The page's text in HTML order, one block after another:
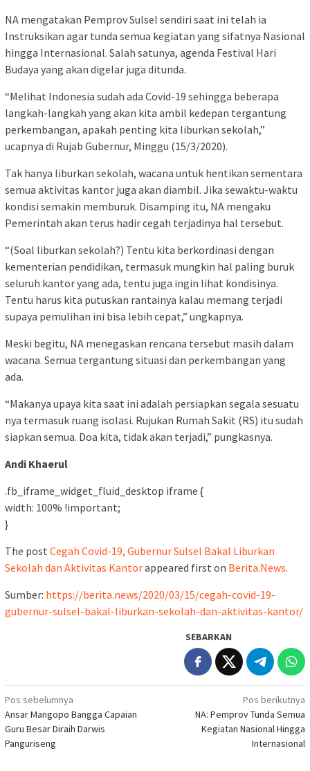
NA mengatakan Pemprov Sulsel sendiri saat ini telah ia
Instruksikan agar tunda semua kegiatan yang sifatnya Nasional
hingga Internasional. Salah satunya, agenda Festival Hari
Budaya yang akan digelar juga ditunda.
“Melihat Indonesia sudah ada Covid-19 sehingga beberapa
langkah-langkah yang akan kita ambil kedepan tergantung
perkembangan, apakah penting kita liburkan sekolah,”
ucapnya di Rujab Gubernur, Minggu (15/3/2020).
Tak hanya liburkan sekolah, wacana untuk hentikan sementara
semua aktivitas kantor juga akan diambil. Jika sewaktu-waktu
kondisi semakin memburuk. Disamping itu, NA mengaku
Pemerintah akan terus hadir cegah terjadinya hal tersebut.
“(Soal liburkan sekolah?) Tentu kita berkordinasi dengan
kementerian pendidikan, termasuk mungkin hal paling buruk
seluruh kantor yang ada, tentu juga ingin lihat kondisinya.
Tentu harus kita putuskan rantainya kalau memang terjadi
supaya pemulihan ini bisa lebih cepat,” ungkapnya.
Meski begitu, NA menegaskan rencana tersebut masih dalam
wacana. Semua tergantung situasi dan perkembangan yang
ada.
“Makanya upaya kita saat ini adalah persiapkan segala sesuatu
nya termasuk ruang isolasi. Rujukan Rumah Sakit (RS) itu sudah
siapkan semua. Doa kita, tidak akan terjadi,” pungkasnya.
Andi Khaerul
.fb_iframe_widget_fluid_desktop iframe {
width: 100% !important;
}
The post Cegah Covid-19, Gubernur Sulsel Bakal Liburkan
Sekolah dan Aktivitas Kantorappeared first on Berita.News.
Sumber: https://berita.news/2020/03/15/cegah-covid-19-
gubernur-sulsel-bakal-liburkan-sekolah-dan-aktivitas-kantor/
SEBARKAN
Navigasi
pos
Pos sebelumnya
Ansar Mangopo Bangga Capaian
Guru Besar Diraih Darwis
Panguriseng
Pos berikutnya
NA: Pemprov Tunda Semua
Kegiatan Nasional Hingga
Internasional